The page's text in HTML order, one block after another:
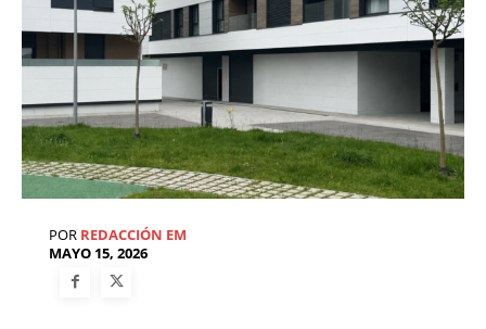
POR REDACCIÓN EM
MAYO 15, 2026